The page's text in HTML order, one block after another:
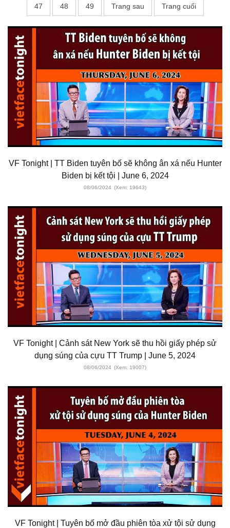
47 48 49 Trang sau Trang cuối
VF Tonight | TT Biden tuyên bố sẽ không ân xá nếu Hunter
Biden bị kết tội | June 6, 2024
08/06/2024 (Xem: 19643)
VF Tonight | Cảnh sát New York sẽ thu hồi giấy phép sử
dụng súng của cựu TT Trump | June 5, 2024
08/06/2024 (Xem: 19007)
VF Tonight | Tuyên bố mở đầu phiên tòa xử tội sử dụng